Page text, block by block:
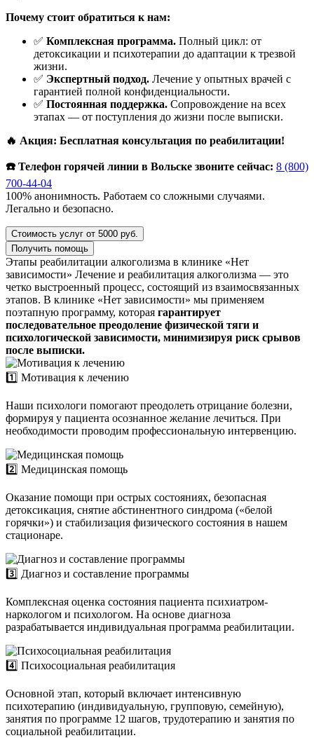
Почему стоит обратиться к нам:
✅ Комплексная программа. Полный цикл: от
детоксикации и психотерапии до адаптации к трезвой
жизни.
✅ Экспертный подход. Лечение у опытных врачей с
гарантией полной конфиденциальности.
✅ Постоянная поддержка. Сопровождение на всех
этапах — от поступления до жизни после выписки.
🔥 Акция: Бесплатная консультация по реабилитации!
☎️ Телефон горячей линии в Вольске звоните сейчас: 8 (800)
700-44-04
100% анонимность. Работаем со сложными случаями.
Легально и безопасно.
Стоимость услуг от 5000 руб.
Получить помощь
Этапы реабилитации алкоголизма в клинике «Нет
зависимости» Лечение и реабилитация алкоголизма — это
четко выстроенный процесс, состоящий из взаимосвязанных
этапов. В клинике «Нет зависимости» мы применяем
поэтапную программу, которая гарантирует
последовательное преодоление физической тяги и
психологической зависимости, минимизируя риск срывов
после выписки.
1️⃣ Мотивация к лечению
Наши психологи помогают преодолеть отрицание болезни,
формируя у пациента осознанное желание лечиться. При
необходимости проводим профессиональную интервенцию.
2️⃣ Медицинская помощь
Оказание помощи при острых состояниях, безопасная
детоксикация, снятие абстинентного синдрома («белой
горячки») и стабилизация физического состояния в нашем
стационаре.
3️⃣ Диагноз и составление программы
Комплексная оценка состояния пациента психиатром-
наркологом и психологом. На основе диагноза
разрабатывается индивидуальная программа реабилитации.
4️⃣ Психосоциальная реабилитация
Основной этап, который включает интенсивную
психотерапию (индивидуальную, групповую, семейную),
занятия по программе 12 шагов, трудотерапию и занятия по
социальной реабилитации.